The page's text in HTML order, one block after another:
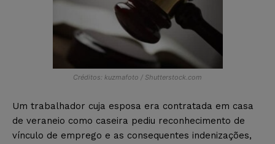
Créditos: kuzmafoto / Shutterstock.com
Um trabalhador cuja esposa era contratada em casa
de veraneio como caseira pediu reconhecimento de
vínculo de emprego e as consequentes indenizações,